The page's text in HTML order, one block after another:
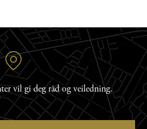
vil gi deg råd og veiledning.